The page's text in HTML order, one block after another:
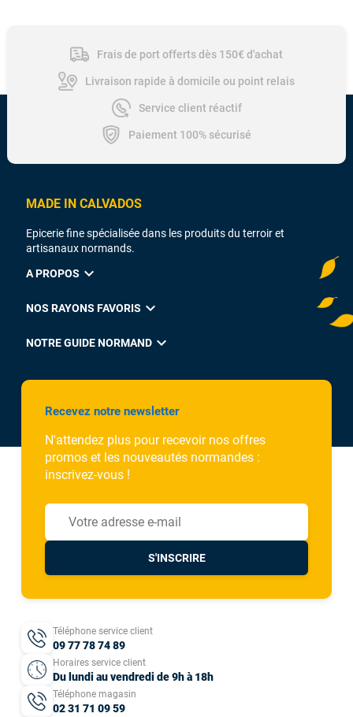
Frais de port offerts dès 150€ d'achat
Livraison rapide à domicile ou point relais
Service client réactif
Paiement 100% sécurisé
MADE IN CALVADOS
Epicerie fine spécialisée dans les produits du terroir et
artisanaux normands.
A PROPOS expand_more
NOS RAYONS FAVORIS expand_more
NOTRE GUIDE NORMAND expand_more
Recevez notre newsletter
N'attendez plus pour recevoir nos offres
promos et les nouveautés normandes :
inscrivez-vous !
S'INSCRIRE
Téléphone service client
09 77 78 74 89
Horaires service client
Du lundi au vendredi de 9h à 18h
Téléphone magasin
02 31 71 09 59